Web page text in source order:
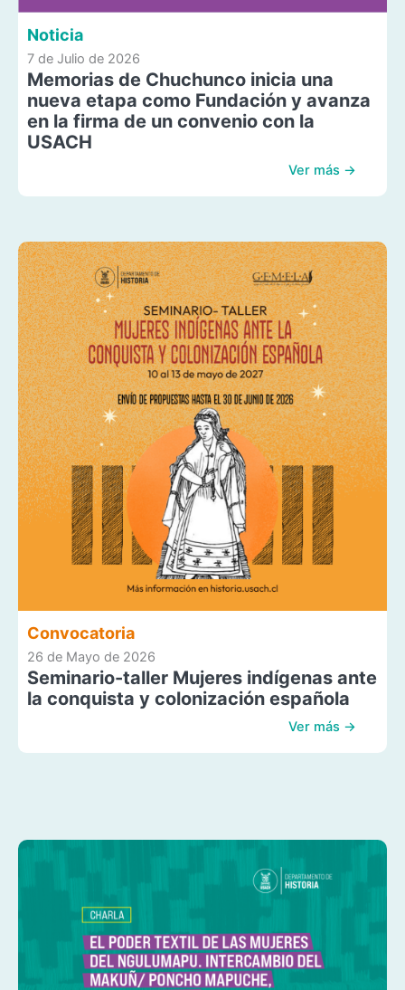
Noticia
7 de Julio de 2026
Memorias de Chuchunco inicia una
nueva etapa como Fundación y avanza
en la firma de un convenio con la
USACH
Ver más →
Convocatoria
26 de Mayo de 2026
Seminario-taller Mujeres indígenas ante
la conquista y colonización española
Ver más →